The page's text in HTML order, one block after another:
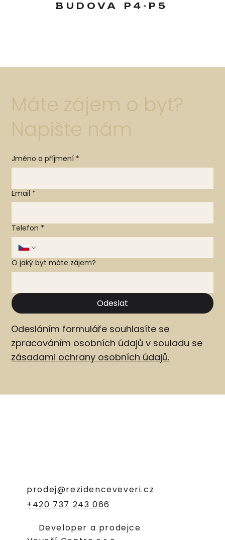
BUDOVA P4-P5
Máte zájem o byt?
Napište nám
Jméno a příjmení *
Email *
Telefon *
O jaký byt máte zájem?
Odeslat
Odesláním formuláře souhlasíte se
zpracováním osobních údajů v souladu se
zásadami ochrany osobních údajů.
prodej@rezidenceveveri.cz
+420 737 243 066
Developer a prodejce